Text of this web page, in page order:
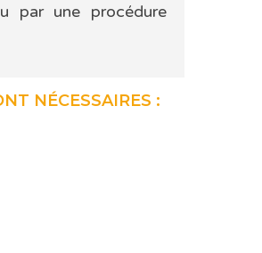
par une procédure
NÉCESSAIRES :